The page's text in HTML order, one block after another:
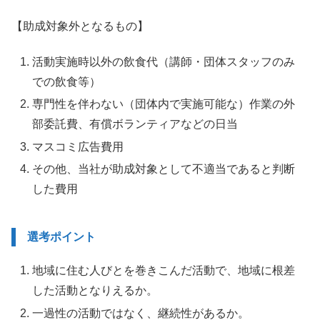
【助成対象外となるもの】
活動実施時以外の飲食代（講師・団体スタッフのみ
での飲食等）
専門性を伴わない（団体内で実施可能な）作業の外
部委託費、有償ボランティアなどの日当
マスコミ広告費用
その他、当社が助成対象として不適当であると判断
した費用
選考ポイント
地域に住む人びとを巻きこんだ活動で、地域に根差
した活動となりえるか。
一過性の活動ではなく、継続性があるか。